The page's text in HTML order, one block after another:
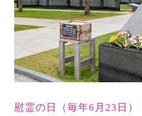
慰霊の日（毎年6月23日）